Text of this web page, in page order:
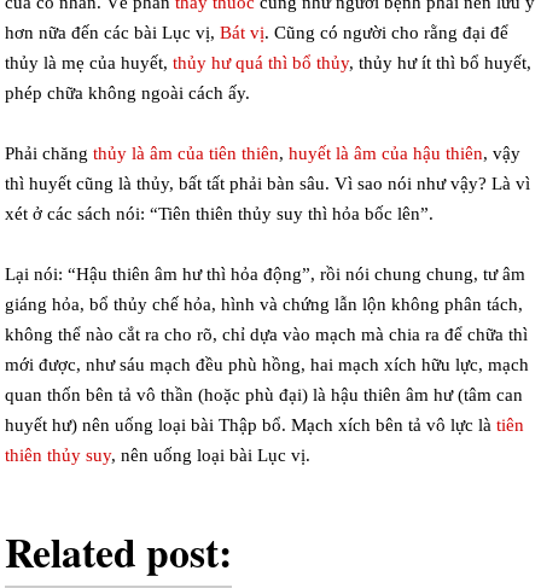
hơn nữa đến các bài Lục vị,Bát vị. Cũng có người cho rằng đại để
thủy là mẹ của huyết,thủy hư quá thì bổ thủy, thủy hư ít thì bổ huyết,
phép chữa không ngoài cách ấy.
Phải chăngthủy là âm của tiên thiên,huyết là âm của hậu thiên, vậy
thì huyết cũng là thủy, bất tất phải bàn sâu. Vì sao nói như vậy? Là vì
xét ở các sách nói: “Tiên thiên thủy suy thì hỏa bốc lên”.
Lại nói: “Hậu thiên âm hư thì hỏa động”, rồi nói chung chung, tư âm
giáng hỏa, bổ thủy chế hỏa, hình và chứng lẫn lộn không phân tách,
không thể nào cắt ra cho rõ, chỉ dựa vào mạch mà chia ra để chữa thì
mới được, như sáu mạch đều phù hồng, hai mạch xích hữu lực, mạch
quan thốn bên tả vô thần (hoặc phù đại) là hậu thiên âm hư (tâm can
huyết hư) nên uống loại bài Thập bổ. Mạch xích bên tả vô lực làtiên
thiên thủy suy, nên uống loại bài Lục vị.
Related post: